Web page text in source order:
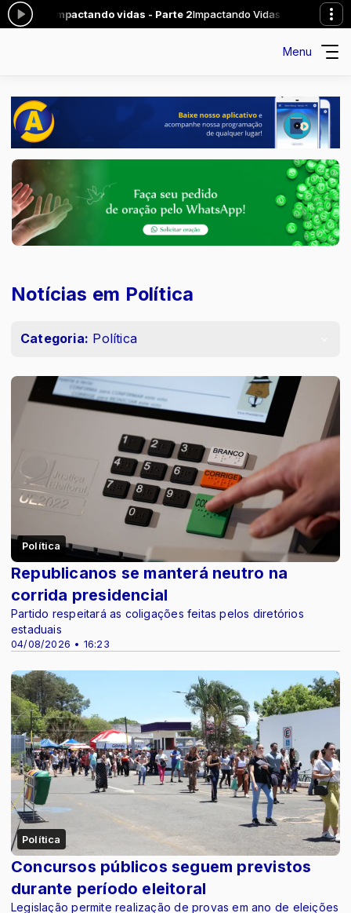
Impactando vidas - Parte 2 Impactando Vidas das 14:00 às 15:00 -
Menu
Notícias em Política
Categoria: Política
Política
04/08/2026 • 16:23
Republicanos se manterá neutro na
corrida presidencial
Partido respeitará as coligações feitas pelos diretórios
estaduais
Política
Concursos públicos seguem previstos
durante período eleitoral
Legislação permite realização de provas em ano de eleições